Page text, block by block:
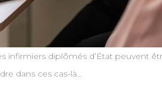
infirmiers diplômés d’État peuvent
dans ces cas-là…